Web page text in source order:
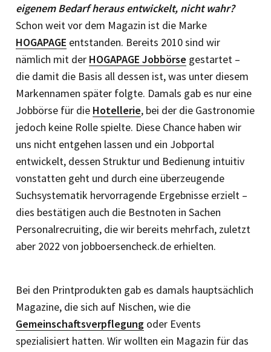
eigenem Bedarf heraus entwickelt, nicht wahr?
Schon weit vor dem Magazin ist die Marke
HOGAPAGE entstanden. Bereits 2010 sind wir
nämlich mit der HOGAPAGE Jobbörse gestartet –
die damit die Basis all dessen ist, was unter diesem
Markennamen später folgte. Damals gab es nur eine
Jobbörse für die Hotellerie, bei der die Gastronomie
jedoch keine Rolle spielte. Diese Chance haben wir
uns nicht entgehen lassen und ein Jobportal
entwickelt, dessen Struktur und Bedienung intuitiv
vonstatten geht und durch eine überzeugende
Suchsystematik hervorragende Ergebnisse erzielt –
dies bestätigen auch die Bestnoten in Sachen
Personalrecruiting, die wir bereits mehrfach, zuletzt
aber 2022 von jobboersencheck.de erhielten.
Bei den Printprodukten gab es damals hauptsächlich
Magazine, die sich auf Nischen, wie die
Gemeinschaftsverpflegung oder Events
spezialisiert hatten. Wir wollten ein ­Magazin für das